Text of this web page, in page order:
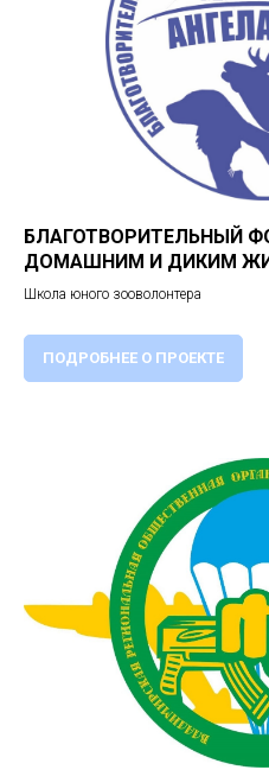
БЛАГОТВОРИТЕЛЬНЫЙ
ДОМАШНИМ И ДИКИМ
Школа юного зооволонтера
ПОДРОБНЕЕ О ПРОЕКТЕ